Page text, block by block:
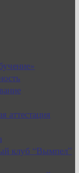
аттестация
клуб “Вымпел”